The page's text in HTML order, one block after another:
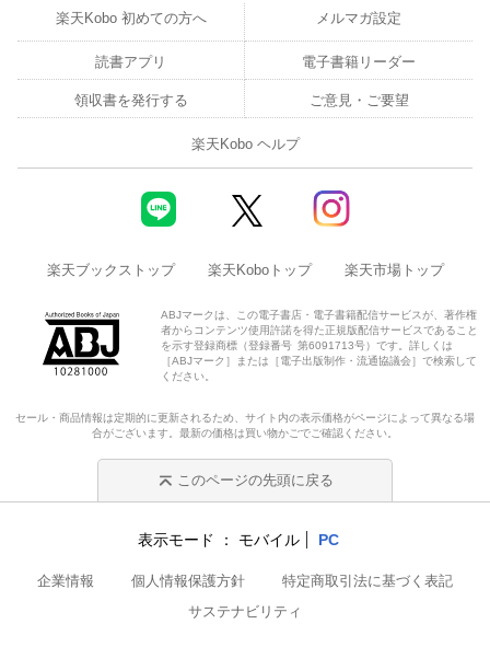
楽天Kobo 初めての方へ メルマガ設定
読書アプリ 電子書籍リーダー
領収書を発行する ご意見・ご要望
楽天Kobo ヘルプ
楽天ブックストップ 楽天Koboトップ 楽天市場トップ
ABJマークは、この電子書店・電子書籍配信サービスが、著作権
者からコンテンツ使用許諾を得た正規版配信サービスであること
を示す登録商標（登録番号 第6091713号）です。詳しくは
［ABJマーク］または［電子出版制作・流通協議会］で検索して
ください。
セール・商品情報は定期的に更新されるため、サイト内の表示価格がページによって異なる場
合がございます。最新の価格は買い物かごでご確認ください。
このページの先頭に戻る
表示モード モバイル PC
企業情報 個人情報保護方針
特定商取引法に基づく表記
サステナビリティ